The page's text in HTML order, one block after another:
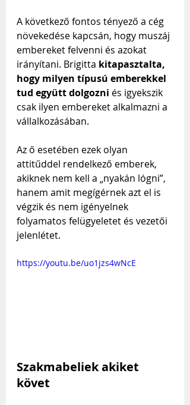
A következő fontos tényező a cég
növekedése kapcsán, hogy muszáj
embereket felvenni és azokat
irányítani. Brigitta kitapasztalta,
hogy milyen típusú emberekkel
tud együtt dolgozni és igyekszik
csak ilyen embereket alkalmazni a
vállalkozásában.
Az ő esetében ezek olyan
attitűddel rendelkező emberek,
akiknek nem kell a „nyakán lógni”,
hanem amit megígérnek azt el is
végzik és nem igényelnek
folyamatos felügyeletet és vezetői
jelenlétet.
https://youtu.be/uo1jzs4wNcE
Szakmabeliek akiket
követ